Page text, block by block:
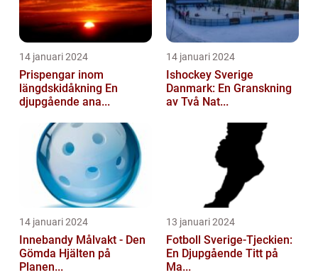
14 januari 2024
Prispengar inom
längdskidåkning En
djupgående ana...
14 januari 2024
Ishockey Sverige
Danmark: En Granskning
av Två Nat...
14 januari 2024
Innebandy Målvakt - Den
Gömda Hjälten på
Planen...
13 januari 2024
Fotboll Sverige-Tjeckien:
En Djupgående Titt på
Ma...